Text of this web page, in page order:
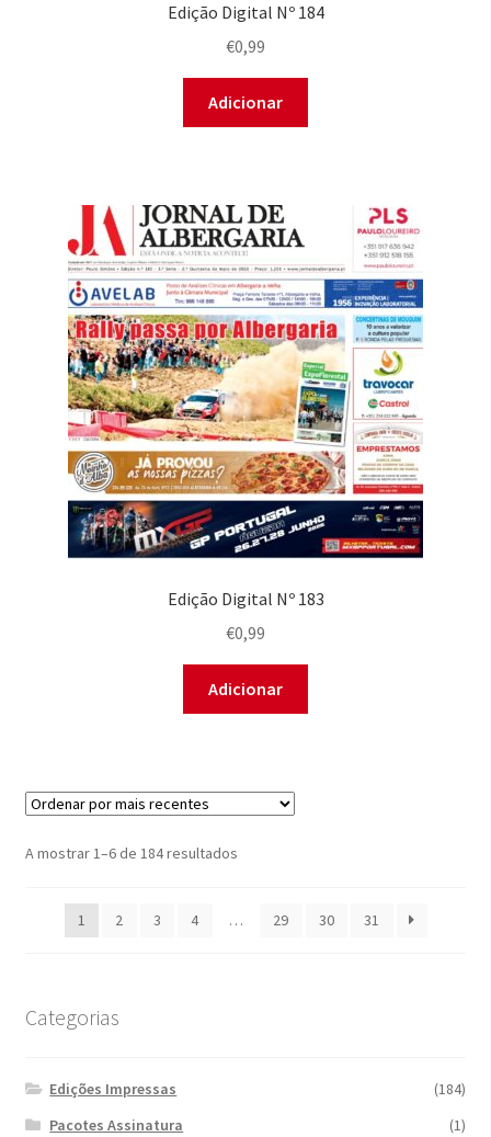
Edição Digital Nº 184
€0,99
Adicionar
Edição Digital Nº 183
€0,99
Adicionar
A mostrar 1–6 de 184 resultadosOrdenado
recentes
1 2 3 4 … 29 30 31
Categorias
Edições Impressas
(184)
Pacotes Assinatura
(1)